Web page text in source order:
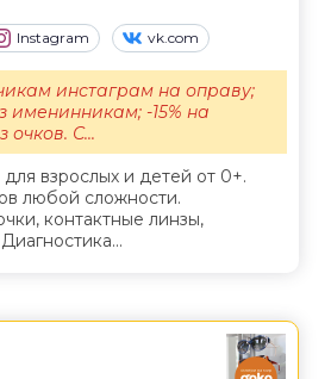
Instagram vk.com
взрослых и детей от 0+.
любой сложности.
контактные линзы,
инстаграм на оправу;
именинникам; -15% на
очков. С...